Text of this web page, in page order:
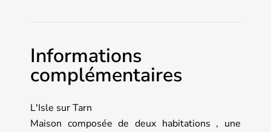
Informations
complémentaires
L'Isle sur Tarn
Maison composée de deux habitations , une